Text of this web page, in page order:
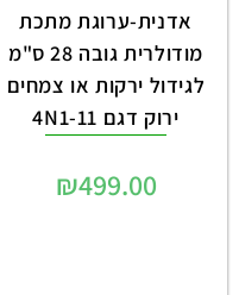
אדנית-ערוגת מתכת
מודולרית גובה 28 ס"מ
לגידול ירקות או צמחים
ירוק דגם 4N1-11
₪499.00